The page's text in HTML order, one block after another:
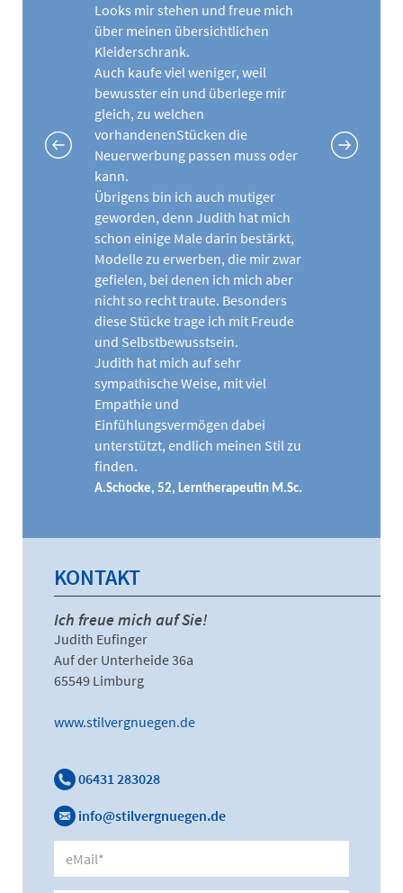
Looks mir stehen und freue mich
über meinen übersichtlichen
Kleiderschrank.
Auch kaufe viel weniger, weil
bewusster ein und überlege mir
gleich, zu welchen
vorhandenenStücken die
Neuerwerbung passen muss oder
kann.
Übrigens bin ich auch mutiger
geworden, denn Judith hat mich
schon einige Male darin bestärkt,
Modelle zu erwerben, die mir zwar
gefielen, bei denen ich mich aber
nicht so recht traute. Besonders
diese Stücke trage ich mit Freude
und Selbstbewusstsein.
Judith hat mich auf sehr
sympathische Weise, mit viel
Empathie und
Einfühlungsvermögen dabei
unterstützt, endlich meinen Stil zu
finden.
A.Schocke, 52, Lerntherapeutin M.Sc.
KONTAKT
Ich freue mich auf Sie!
Judith Eufinger
Auf der Unterheide 36a
65549 Limburg
www.stilvergnuegen.de
06431 283028
info@stilvergnuegen.de